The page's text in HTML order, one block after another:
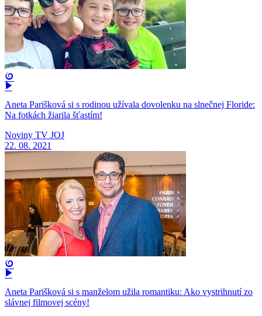
Aneta Parišková si s rodinou užívala dovolenku na slnečnej Floride:
Na fotkách žiarila šťastím!
Noviny TV JOJ
22. 08. 2021
Aneta Parišková si s manželom užila romantiku: Ako vystrihnutí zo
slávnej filmovej scény!